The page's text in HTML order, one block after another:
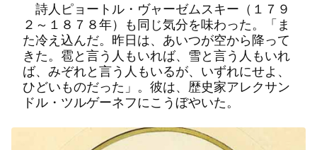
詩人ピョートル・ヴャーゼムスキー（１７９
２～１８７８年）も同じ気分を味わった。「ま
た冷え込んだ。昨日は、あいつが空から降って
きた。雹と言う人もいれば、雪と言う人もいれ
ば、みぞれと言う人もいるが、いずれにせよ、
ひどいものだった」。彼は、歴史家アレクサン
ドル・ツルゲーネフにこうぼやいた。